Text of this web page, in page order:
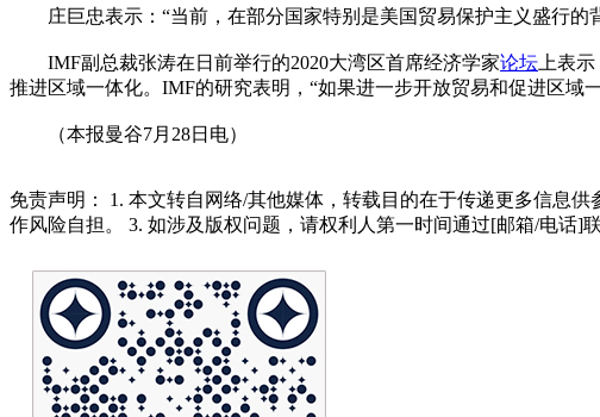
庄巨忠表示：“当前，在部分国家特别是美国贸易保护主义盛行的
IMF副总裁张涛在日前举行的2020大湾区首席经济学家论坛 上表
推进区域一体化。IMF的研究表明，“如果进一步开放贸易和促进区域
（本报曼谷7月28日电）
免责声明： 1. 本文转自网络/其他媒体，转载目的在于传递更多信息
作风险自担。 3. 如涉及版权问题，请权利人第一时间通过[邮箱/电话]